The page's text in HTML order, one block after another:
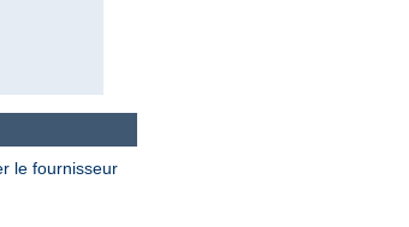
le fournisseur